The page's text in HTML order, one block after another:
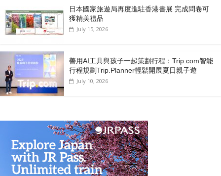
日本國家旅遊局再度進駐香港書展 完成問卷可
獲精美禮品
July 15, 2026
善用AI工具與孩子一起策劃行程：Trip.com智能
行程規劃Trip.Planner輕鬆開展夏日親子遊
July 10, 2026